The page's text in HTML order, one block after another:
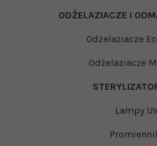
ODŻELAZIACZE I
Odżelaziacze
Odżelaziacze
Lampy